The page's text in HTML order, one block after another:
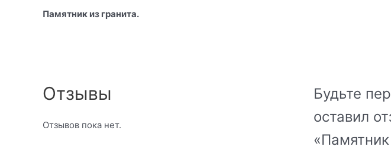
Памятник из гранита.
Отзывы
Отзывов пока нет.
Будьте
оставил